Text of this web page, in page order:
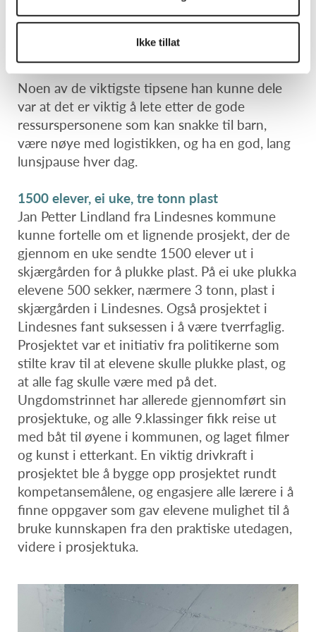
Ikke tillat
minutters plukking! Det hadde vi ikke forventa
opplevelsen av å være med på å redde verden!
Noen av de viktigste tipsene han kunne dele
var at det er viktig å lete etter de gode
ressurspersonene som kan snakke til barn,
være nøye med logistikken, og ha en god, lang
lunsjpause hver dag.
1500 elever, ei uke, tre tonn plast
Jan Petter Lindland fra Lindesnes kommune
kunne fortelle om et lignende prosjekt, der de
gjennom en uke sendte 1500 elever ut i
skjærgården for å plukke plast. På ei uke plukka
elevene 500 sekker, nærmere 3 tonn, plast i
skjærgården i Lindesnes. Også prosjektet i
Lindesnes fant suksessen i å være tverrfaglig.
Prosjektet var et initiativ fra politikerne som
stilte krav til at elevene skulle plukke plast, og
at alle fag skulle være med på det.
Ungdomstrinnet har allerede gjennomført sin
prosjektuke, og alle 9.klassinger fikk reise ut
med båt til øyene i kommunen, og laget filmer
og kunst i etterkant. En viktig drivkraft i
prosjektet ble å bygge opp prosjektet rundt
kompetansemålene, og engasjere alle lærere i å
finne oppgaver som gav elevene mulighet til å
bruke kunnskapen fra den praktiske utedagen,
videre i prosjektuka.